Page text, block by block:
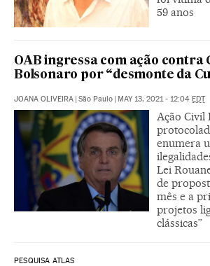
59 anos
OAB ingressa com ação contra
Bolsonaro por “desmonte da
JOANA OLIVEIRA | São Paulo | MAY 13, 2021 - 12:04 EDT
Ação Civil
enumera
Lei
de
mês e a
projetos
clássicas”
PESQUISA ATLAS